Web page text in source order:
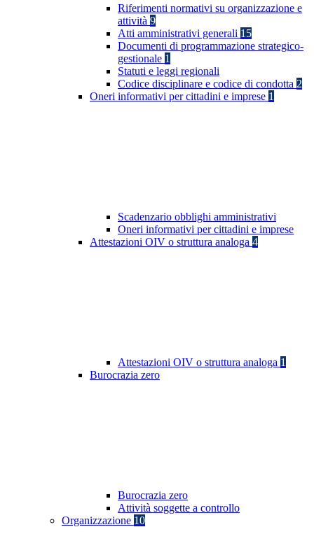
Riferimenti normativi su organizzazione e
attività 9
Atti amministrativi generali 15
Documenti di programmazione strategico-
gestionale 1
Statuti e leggi regionali
Codice disciplinare e codice di condotta 2
Oneri informativi per cittadini e imprese 1
Scadenzario obblighi amministrativi
Oneri informativi per cittadini e imprese
Attestazioni OIV o struttura analoga 4
Attestazioni OIV o struttura analoga 1
Burocrazia zero
Burocrazia zero
Attività soggette a controllo
Organizzazione 10